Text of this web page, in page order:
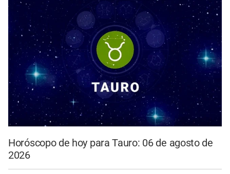
Horóscopo de hoy para Tauro: 06 de agosto de
2026